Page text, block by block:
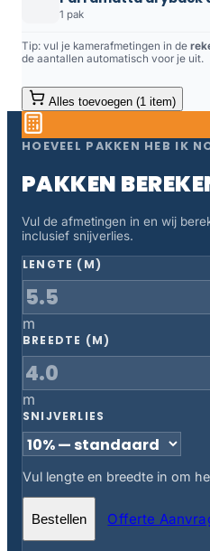
1 pak
Tip: vul je kamerafmetingen in de
de aantallen automatisch voor je uit.
Alles toevoegen (1 item)
HOEVEEL PAKKEN HEB IK
PAKKEN
Vul de afmetingen in en wij
inclusief snijverlies.
LENGTE (M)
m
BREEDTE (M)
m
SNIJVERLIES
Vul lengte en breedte in om
Bestellen Offerte